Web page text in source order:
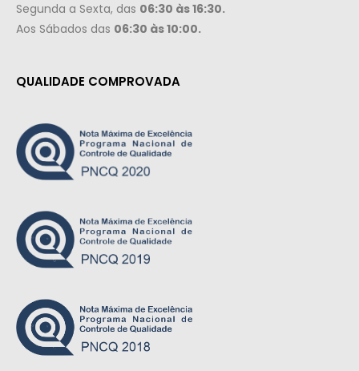
Segunda a Sexta, das 06:30 às 16:30.
Aos Sábados das 06:30 às 10:00.
QUALIDADE COMPROVADA